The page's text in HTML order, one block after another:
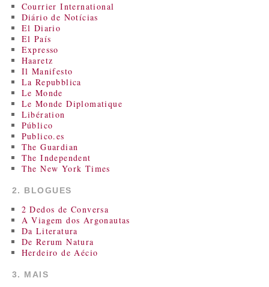
Courrier International
Diário de Notícias
El Diario
El País
Expresso
Haaretz
Il Manifesto
La Repubblica
Le Monde
Le Monde Diplomatique
Libération
Público
Publico.es
The Guardian
The Independent
The New York Times
2. BLOGUES
2 Dedos de Conversa
A Viagem dos Argonautas
Da Literatura
De Rerum Natura
Herdeiro de Aécio
3. MAIS